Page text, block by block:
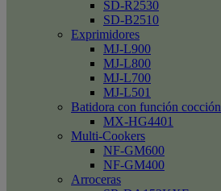
SD-R2530
SD-B2510
Exprimidores
MJ-L900
MJ-L800
MJ-L700
MJ-L501
Batidora con función cocción
MX-HG4401
Multi-Cookers
NF-GM600
NF-GM400
Arroceras